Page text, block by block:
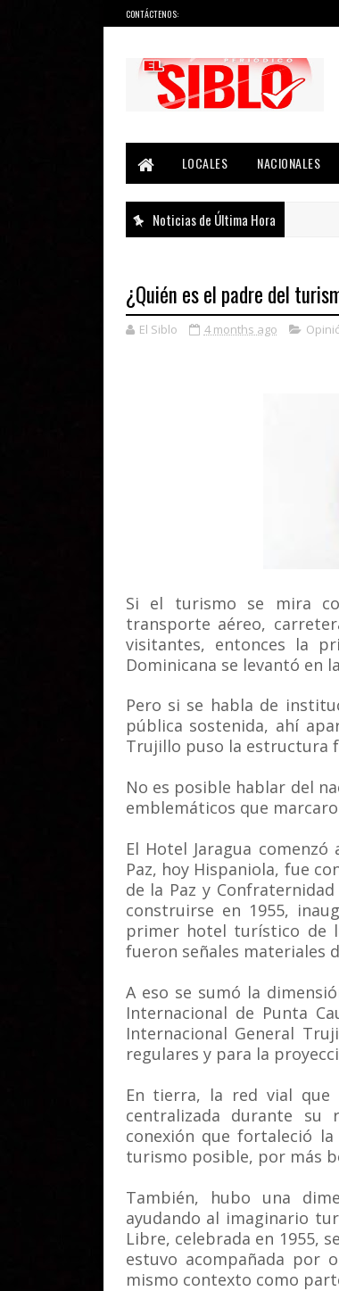
CONTÁCTENOS:
LOCALES
NACIONALES
Noticias de Última Hora
¿Quién es el padre del
El Siblo 4 months ago
Si el turismo se mira
transporte aéreo,
visitantes, entonces la
Dominicana se levantó en
Pero si se habla de
pública sostenida, ahí
Trujillo puso la estructura
No es posible hablar del
emblemáticos que
El Hotel Jaragua
Paz, hoy Hispaniola, fue
de la Paz y
construirse en 1955,
primer hotel turístico de
fueron señales materiales
A eso se sumó la
Internacional de Punta
Internacional General
regulares y para la
En tierra, la red vial
centralizada durante su
conexión que fortaleció
turismo posible, por más
También, hubo una
ayudando al imaginario
Libre, celebrada en 1955,
estuvo acompañada por
mismo contexto como